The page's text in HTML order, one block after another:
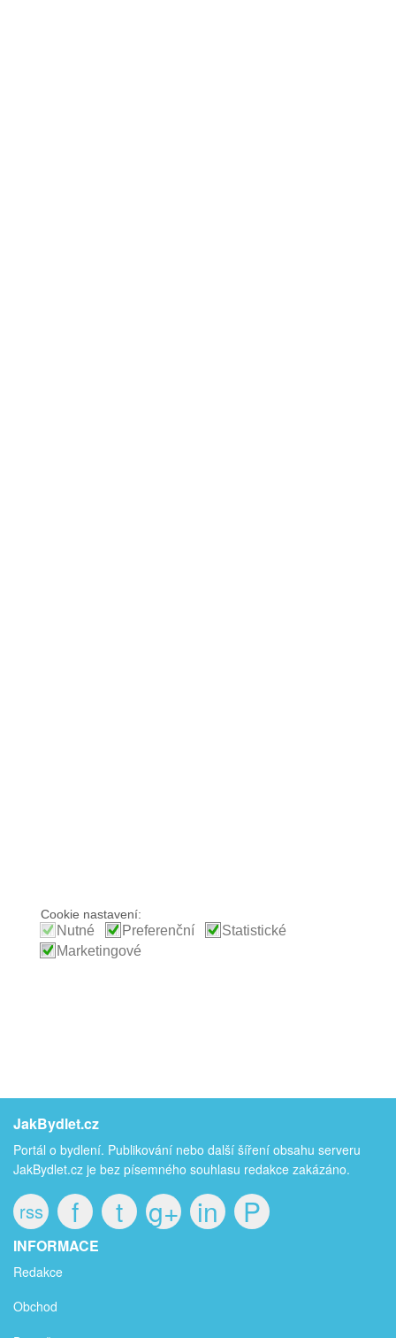
JakBydlet.cz
Portál o bydlení. Publikování nebo další šíření obsahu serveru
JakBydlet.cz je bez písemného souhlasu redakce zakázáno.
rss f t g+ in P
INFORMACE
Redakce
Obchod
Cookie nastavení:
Nutné Preferenční
Statistické
Marketingové